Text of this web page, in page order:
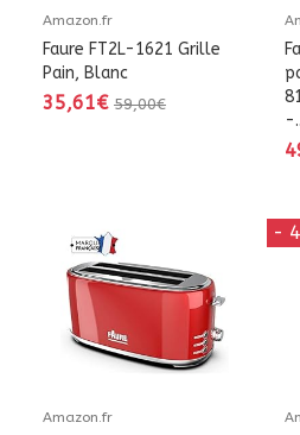
Amazon.fr
Faure FT2L-1621 Grille
Pain, Blanc
35,61€ 59,00€
-
Amazon.fr
-